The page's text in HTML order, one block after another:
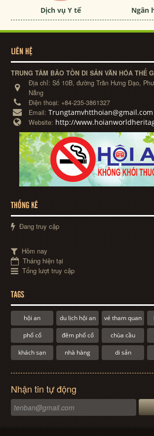
Dịch vụ Y tế Ngân
LIÊN HỆ
TRUNG TÂM BẢO TỒN DI SẢN VĂN HÓA THẾ
Địa chỉ:Số 10B, đường Trần Hưng Đạo,
Nẵng
Điện thoại: +84-235-3861327
Email:Trungtamvhtthoian@gmail.com
Website: http://
THỐNG KÊ
Đang truy cập
Hôm nay
Tháng hiện tại
Tổng lượt truy cập
TAGS
hội an du lịch hội an vé tham quan
phố cổ đêm phố cổ chùa cầu
khách sạn nhà hàng di sản
Nhận tin tự động